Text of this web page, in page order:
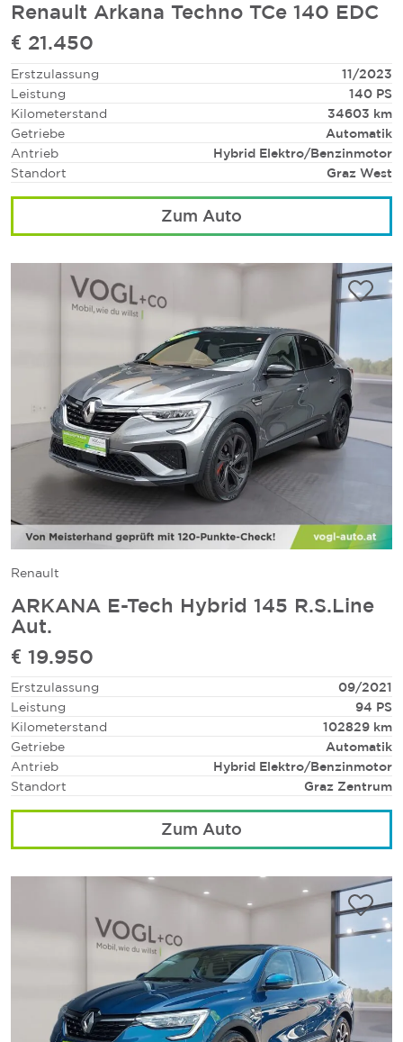
Renault Arkana Techno TCe 140 EDC
€ 21.450
Erstzulassung
11/2023
Leistung
140 PS
Kilometerstand
34603 km
Getriebe
Automatik
Antrieb
Hybrid Elektro/Benzinmotor
Standort
Graz West
Zum Auto
Renault
ARKANA E-Tech Hybrid 145 R.S.Line
Aut.
€ 19.950
Erstzulassung
09/2021
Leistung
94 PS
Kilometerstand
102829 km
Getriebe
Automatik
Antrieb
Hybrid Elektro/Benzinmotor
Standort
Graz Zentrum
Zum Auto